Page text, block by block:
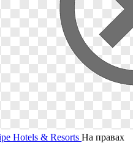
Hotels & Resorts На правах